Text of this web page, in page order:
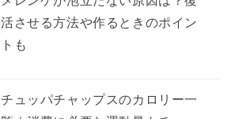
活させる方法や作るときのポイン
トも
チュッパチャップスのカロリー一